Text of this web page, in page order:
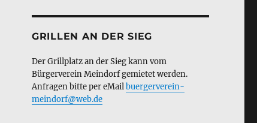
GRILLEN AN DER SIEG
Der Grillplatz an der Sieg kann vom
Bürgerverein Meindorf gemietet werden.
Anfragen bitte per eMailbuergerverein-
meindorf@web.de